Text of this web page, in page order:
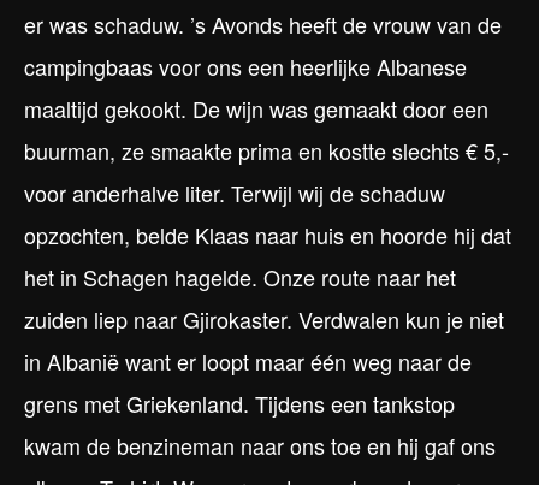
er was schaduw. ’s Avonds heeft de vrouw van de
campingbaas voor ons een heerlijke Albanese
maaltijd gekookt. De wijn was gemaakt door een
buurman, ze smaakte prima en kostte slechts € 5,-
voor anderhalve liter. Terwijl wij de schaduw
opzochten, belde Klaas naar huis en hoorde hij dat
het in Schagen hagelde. Onze route naar het
zuiden liep naar Gjirokaster. Verdwalen kun je niet
in Albanië want er loopt maar één weg naar de
grens met Griekenland. Tijdens een tankstop
kwam de benzineman naar ons toe en hij gaf ons